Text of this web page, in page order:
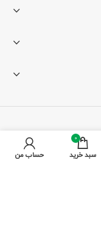
0
سبد خرید حساب من